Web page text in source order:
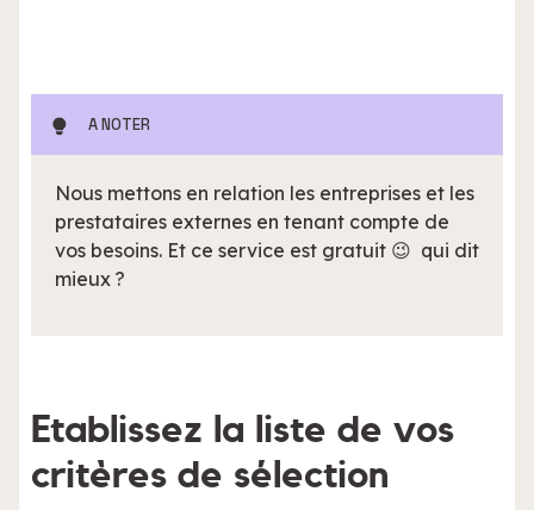
A NOTER
Nous mettons en relation les entreprises et les
prestataires externes en tenant compte de
vos besoins. Et ce service est gratuit 😉 qui dit
mieux ?
Etablissez la liste de vos
critères de sélection